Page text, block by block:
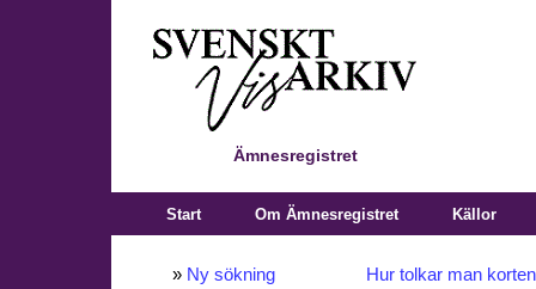
Ämnesregistret
Start Om Ämnesregistret Källor
» Ny sökning Hur tolkar man